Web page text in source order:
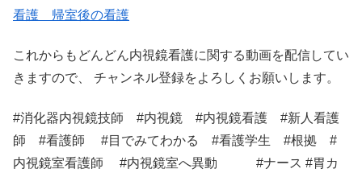
看護 帰室後の看護
これからもどんどん内視鏡看護に関する動画を配信してい
きますので、 チャンネル登録をよろしくお願いします。
#消化器内視鏡技師 #内視鏡 #内視鏡看護 #新人看護
師 #看護師 #目でみてわかる #看護学生 #根拠 #
内視鏡室看護師 #内視鏡室へ異動 #ナース #胃カ